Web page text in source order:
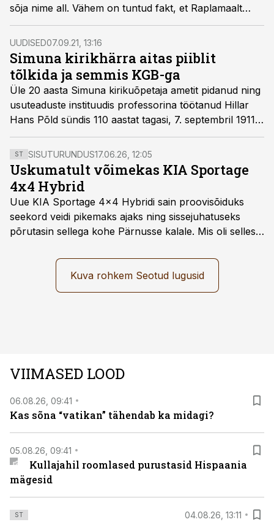
sõja nime all. Vähem on tuntud fakt, et Raplamaalt
alguse saanud talurahvarahutused levisid üle Eesti
ning jõudsid ka Virumaale.
UUDISED07.09.21, 13:16
Simuna kirikhärra aitas piiblit
tõlkida ja semmis KGB-ga
Üle 20 aasta Simuna kirikuõpetaja ametit pidanud ning
usuteaduste instituudis professorina töötanud Hillar
Hans Põld sündis 110 aastat tagasi, 7. septembril 1911
perekonda, mis Eesti kultuurilukku päris olulise jälje on
jätnud.
ST SISUTURUNDUS17.06.26, 12:05
Uskumatult võimekas KIA Sportage
4x4 Hybrid
Uue KIA Sportage 4x4 Hybridi sain proovisõiduks
seekord veidi pikemaks ajaks ning sissejuhatuseks
põrutasin sellega kohe Pärnusse kalale. Mis oli selles
läbi järgnev lugu.
Kuva rohkem Seotud lugusid
VIIMASED LOOD
06.08.26, 09:41
Kas sõna “vatikan” tähendab ka midagi?
05.08.26, 09:41
Kullajahil roomlased purustasid Hispaania
mägesid
ST 04.08.26, 13:11